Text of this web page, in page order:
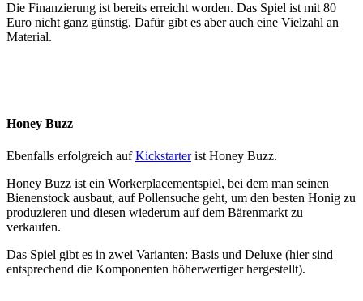
Die Finanzierung ist bereits erreicht worden. Das Spiel ist mit 80
Euro nicht ganz günstig. Dafür gibt es aber auch eine Vielzahl an
Material.
Honey Buzz
Ebenfalls erfolgreich aufKickstarterist Honey Buzz.
Honey Buzz ist ein Workerplacementspiel, bei dem man seinen
Bienenstock ausbaut, auf Pollensuche geht, um den besten Honig zu
produzieren und diesen wiederum auf dem Bärenmarkt zu
verkaufen.
Das Spiel gibt es in zwei Varianten: Basis und Deluxe (hier sind
entsprechend die Komponenten höherwertiger hergestellt).